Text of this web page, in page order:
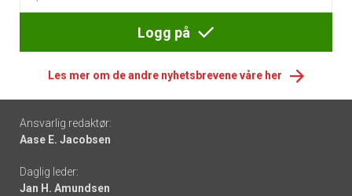
Logg på
Les mer om de andre nyhetsbrevene våre her
Footer
-
links
Ansvarlig redaktør:
Aase E. Jacobsen
Daglig leder:
Jan H. Amundsen